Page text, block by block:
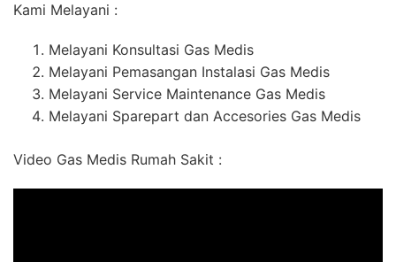
Kami Melayani :
Melayani Konsultasi Gas Medis
Melayani Pemasangan Instalasi Gas Medis
Melayani Service Maintenance Gas Medis
Melayani Sparepart dan Accesories Gas Medis
Video Gas Medis Rumah Sakit :